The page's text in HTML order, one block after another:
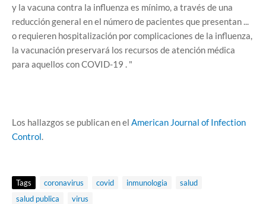
y la vacuna contra la influenza es mínimo, a través de una
reducción general en el número de pacientes que presentan ...
o requieren hospitalización por complicaciones de la influenza,
la vacunación preservará los recursos de atención médica
para aquellos con COVID-19 . "
Los hallazgos se publican en el American Journal of Infection
Control.
Tags coronavirus covid inmunologia
salud
salud publica
virus